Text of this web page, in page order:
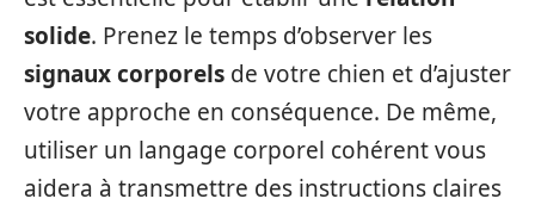
solide. Prenez le temps d’observer les
signaux corporels de votre chien et d’ajuster
votre approche en conséquence. De même,
utiliser un langage corporel cohérent vous
aidera à transmettre des instructions claires